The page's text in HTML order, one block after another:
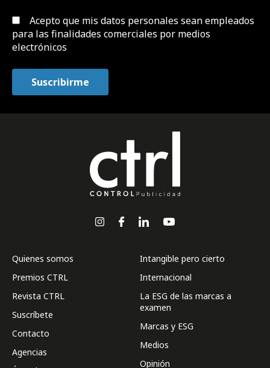
Acepto que mis datos personales sean empleados
para las finalidades comerciales por medios
electrónicos
Quienes somos
Premios CTRL
Revista CTRL
Suscríbete
Contacto
Agencias
Intangible pero cierto
Internacional
La ESG de las marcas a
examen
Marcas y ESG
Medios
Opinión